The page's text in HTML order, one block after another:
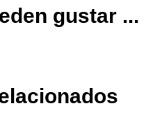
gustar ...